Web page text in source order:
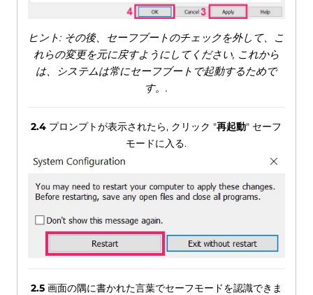
ヒント: その後、セーフブートのチェックを外して、こ
れらの変更を元に戻すようにしてください, これから
は、システムは常にセーフブートで起動するためで
す。.
2.4 プロンプトが表示されたら, クリック "再起動" セーフ
モードに入る.
2.5画面の隅に書かれた言葉でセーフモードを認識できま